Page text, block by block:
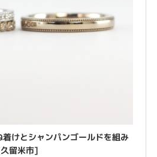
けとシャンパンゴールドを組み
留米市]